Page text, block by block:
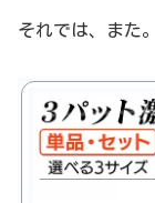
それでは、また。